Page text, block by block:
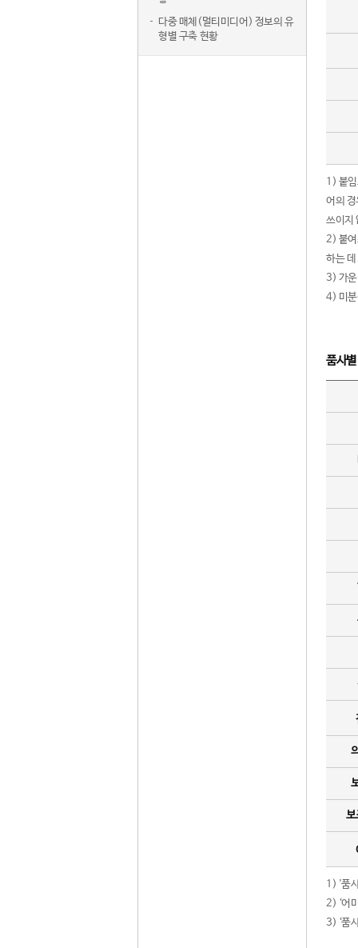
다중 매체(멀티미디어) 정보의 유
형별 구축 현황
1) 붙
어의
쓰이지
2) 붙여
하는
3) 가운
4) 미분
품사
보
1) '품
2) ‘어
3) ‘품